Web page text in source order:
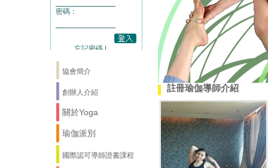
協會簡介
創辦人介紹
關於Yoga
瑜伽派別
國際認可導師證書課程
註冊瑜伽導師介紹